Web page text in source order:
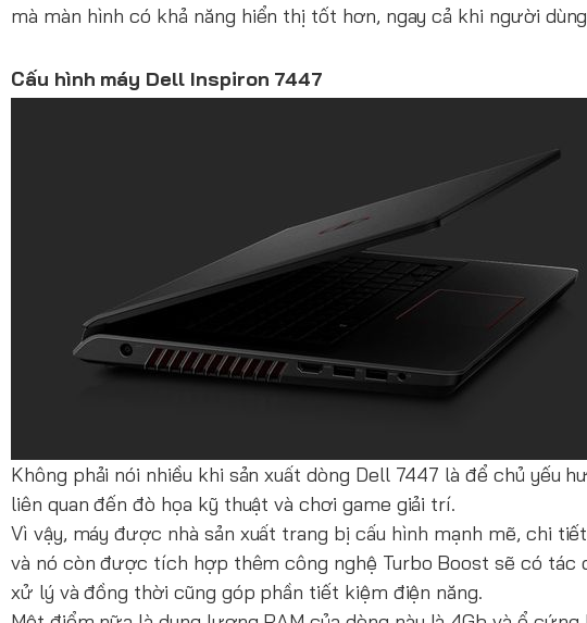
mà màn hình có khả năng hiển thị tốt hơn, ngay cả khi người
Cấu hình máy Dell Inspiron 7447
Không phải nói nhiều khi sản xuất dòng Dell 7447 là để chủ yếu
liên quan đến đò họa kỹ thuật và chơi game giải trí.
Vì vậy, máy được nhà sản xuất trang bị cấu hình mạnh mẽ, chi
và nó còn được tích hợp thêm công nghệ Turbo Boost sẽ có tác
xử lý và đồng thời cũng góp phần tiết kiệm điện năng.